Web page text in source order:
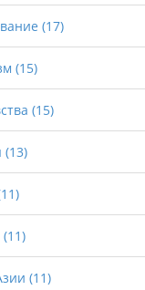
(17)
(15)
(15)
(13)
(11)
(11)